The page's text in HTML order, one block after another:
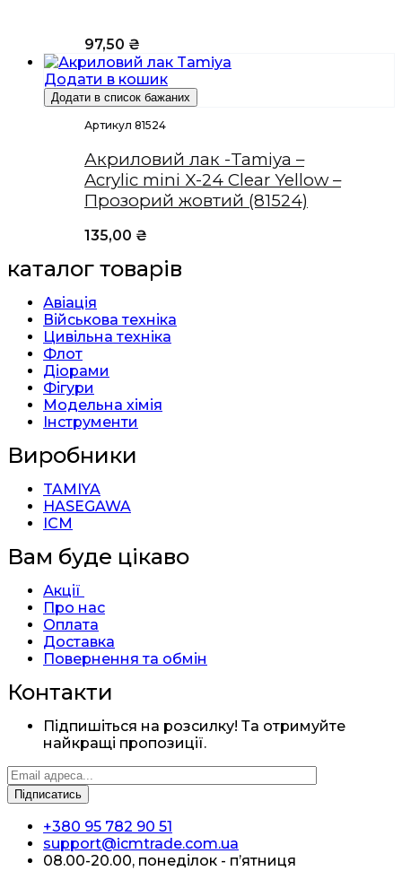
97,50 ₴
Додати в кошик
Додати в список бажаних
Артикул 81524
Акриловий лак -Tamiya –
Acrylic mini X-24 Clear Yellow –
Прозорий жовтий (81524)
135,00 ₴
каталог товарів
Авіація
Військова техніка
Цивільна техніка
Флот
Діорами
Фігури
Модельна хімія
Інструменти
Виробники
TAMIYA
HASEGAWA
ICM
Вам буде цікаво
Акції
Про нас
Оплата
Доставка
Повернення та обмін
Контакти
Підпишіться на розсилку! Та отримуйте
найкращі пропозиції.
+380 95 782 90 51
support@icmtrade.com.ua
08.00-20.00, понеділок - п’ятниця